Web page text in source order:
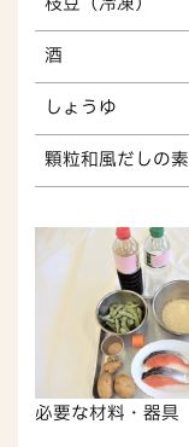
酒
しょうゆ
顆粒和風だしの素
必要な材料・器具